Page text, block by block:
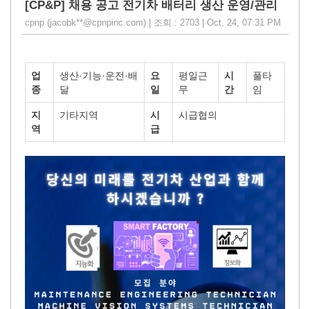
[CP&P] 채용 공고 전기차 배터리 생산 운영/관리
cpnp (jacobk**@cpnpinc.com) | 조회 : 2703 | Oct, 24, 07:31 PM
업
종
생산·기능·운전·배
달
요
일
평일근
무
시
간
풀타
임
지
역
기타지역
시
급
시급협의